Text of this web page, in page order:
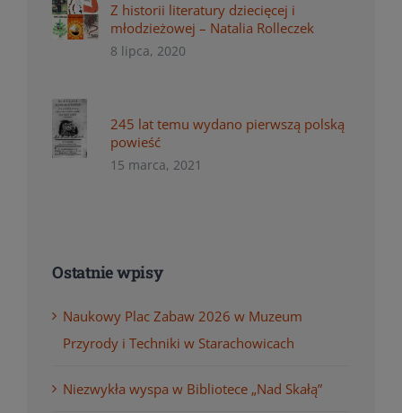
Z historii literatury dziecięcej i
młodzieżowej – Natalia Rolleczek
8 lipca, 2020
245 lat temu wydano pierwszą polską
powieść
15 marca, 2021
Ostatnie wpisy
Naukowy Plac Zabaw 2026 w Muzeum
Przyrody i Techniki w Starachowicach
Niezwykła wyspa w Bibliotece „Nad Skałą”